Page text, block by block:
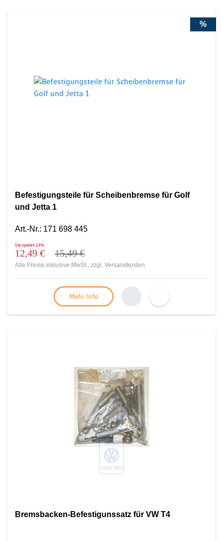
%
Befestigungsteile für Scheibenbremse für Golf
und Jetta 1
Art.-Nr.: 171 698 445
Sie sparen 19%
12,49 € 15,49 €
Alle Preise inklusive MwSt., zzgl. Versandkosten
Mehr Info
Bremsbacken-Befestigunssatz für VW T4